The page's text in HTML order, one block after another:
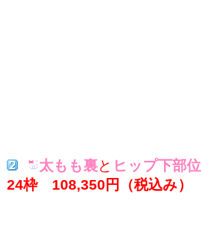
太もも裏と ヒップ下部位
24枠 108,350円（税込み）